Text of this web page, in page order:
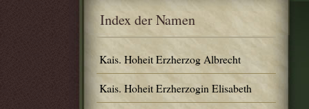
Index der Namen
Kais. Hoheit Erzherzog Albrecht
Kais. Hoheit Erzherzogin Elisabeth